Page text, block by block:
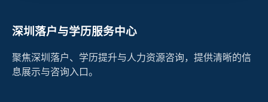
深圳落户与学历服务中心
聚焦深圳落户、学历提升与人力资源咨询，提供清晰的信
息展示与咨询入口。